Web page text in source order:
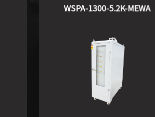
WSPA-1300-5.2K-MEWA